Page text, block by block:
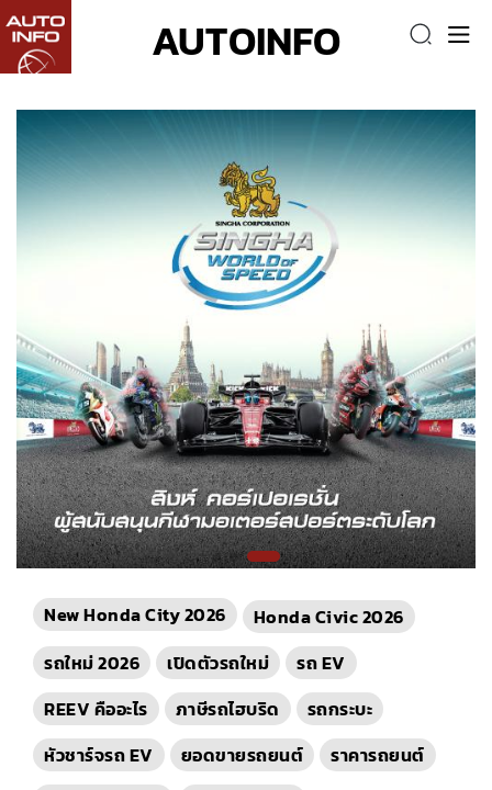
AUTOINFO
New Honda City 2026
Honda Civic 2026
รถใหม่ 2026
เปิดตัวรถใหม่
รถ EV
REEV คืออะไร
ภาษีรถไฮบริด
รถกระบะ
หัวชาร์จรถ EV
ยอดขายรถยนต์
ราคารถยนต์